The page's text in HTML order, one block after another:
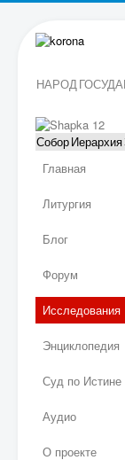
НАРОД
СоборИерархия
Главная
Литургия
Блог
Форум
Исследования
Энциклопедия
Суд по Истине
Аудио
О проекте